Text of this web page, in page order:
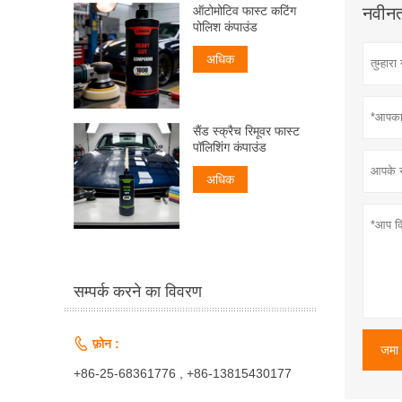
ऑटोमोटिव फास्ट कटिंग
पोलिश कंपाउंड
अधिक
सैंड स्क्रैच रिमूवर फास्ट
पॉलिशिंग कंपाउंड
अधिक
सम्पर्क करने का विवरण
 फ़ोन :
+86-25-68361776 , +86-13815430177